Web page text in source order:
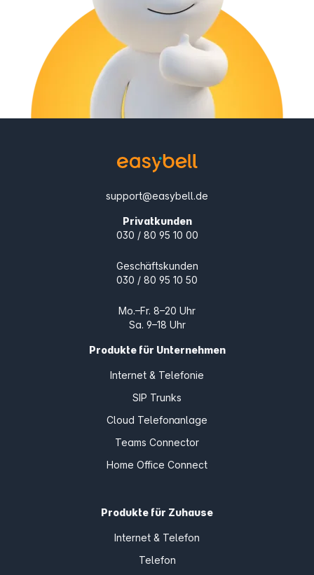
support@easybell.de
Privatkunden
030 / 80 95 10 00
Geschäftskunden
030 / 80 95 10 50
Mo.–Fr. 8–20 Uhr
Sa. 9–18 Uhr
Produkte für Unternehmen
Internet & Telefonie
SIP Trunks
Cloud Telefonanlage
Teams Connector
Home Office Connect
Produkte für Zuhause
Internet & Telefon
Telefon